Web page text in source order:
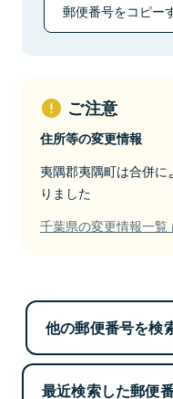
郵便番号をコピー
ご注意
住所等の変更情報
夷隅郡夷隅町は合併
りました
千葉県の変更情報一覧
他の郵便番号を検
最近検索した郵便